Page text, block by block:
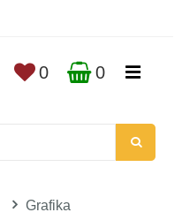
0 0
Grafika